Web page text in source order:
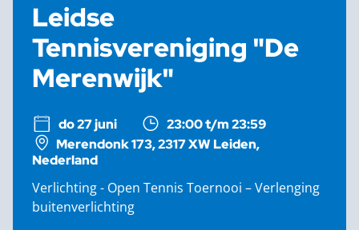
Leidse
Tennisvereniging "De
Merenwijk"
do 27 juni
23:00 t/m 23:59
Merendonk 173, 2317 XW Leiden,
Nederland
Verlichting - Open Tennis Toernooi – Verlenging
buitenverlichting